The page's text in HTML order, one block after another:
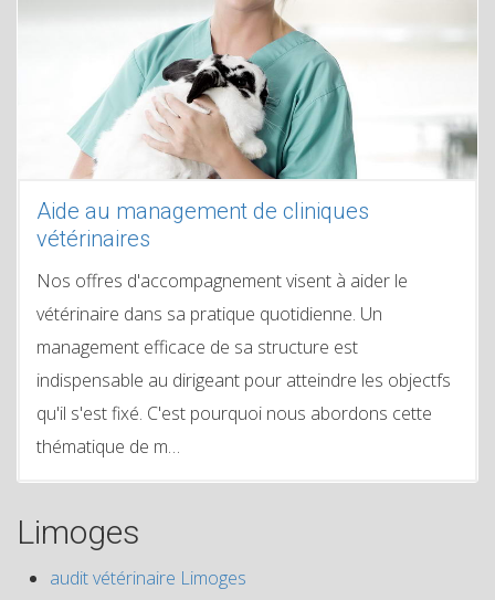
Aide au management de cliniques
vétérinaires
Nos offres d'accompagnement visent à aider le
vétérinaire dans sa pratique quotidienne. Un
management efficace de sa structure est
indispensable au dirigeant pour atteindre les objectfs
qu'il s'est fixé. C'est pourquoi nous abordons cette
thématique de m…
Limoges
audit vétérinaire Limoges